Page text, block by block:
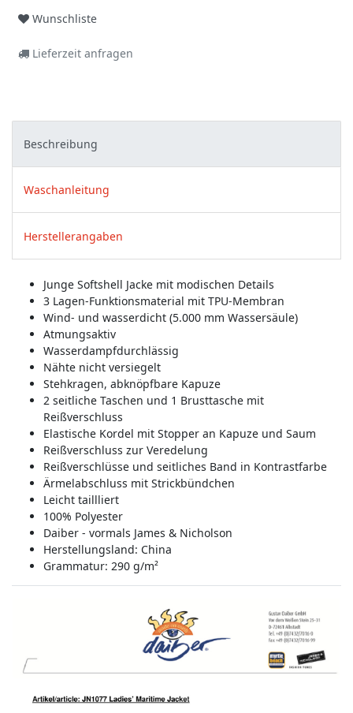
Wunschliste
Lieferzeit anfragen
Beschreibung
Waschanleitung
Herstellerangaben
Junge Softshell Jacke mit modischen Details
3 Lagen-Funktionsmaterial mit TPU-Membran
Wind- und wasserdicht (5.000 mm Wassersäule)
Atmungsaktiv
Wasserdampfdurchlässig
Nähte nicht versiegelt
Stehkragen, abknöpfbare Kapuze
2 seitliche Taschen und 1 Brusttasche mit
Reißverschluss
Elastische Kordel mit Stopper an Kapuze und Saum
Reißverschluss zur Veredelung
Reißverschlüsse und seitliches Band in Kontrastfarbe
Ärmelabschluss mit Strickbündchen
Leicht taillliert
100% Polyester
Daiber - vormals James & Nicholson
Herstellungsland: China
Grammatur: 290 g/m²